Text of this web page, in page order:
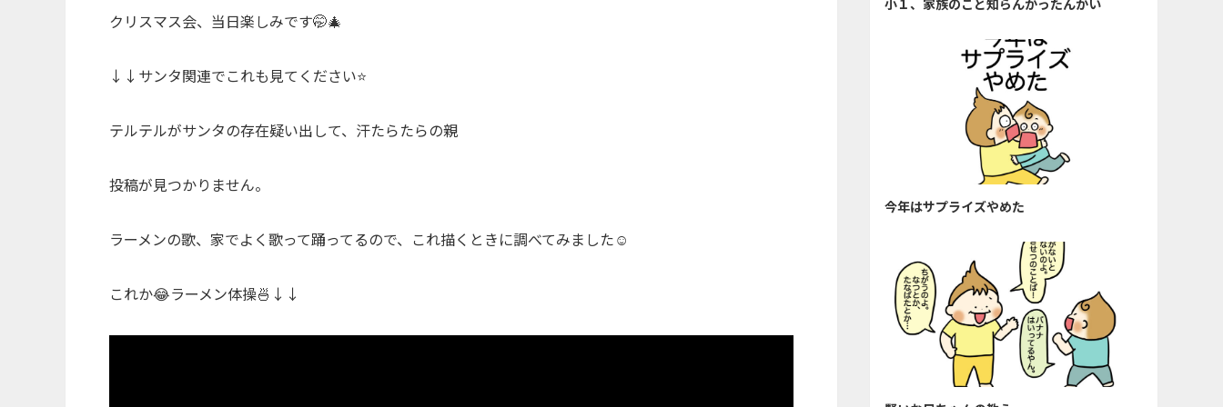
クリスマス会、当日楽しみです🤭🎄
↓↓サンタ関連でこれも見てください⭐️
テルテルがサンタの存在疑い出して、汗たらたらの親
投稿が見つかりません。
ラーメンの歌、家でよく歌って踊ってるので、これ描くときに調べてみました☺️
これか😂ラーメン体操🍜↓↓
小１、家族のこと知らんかったんかい
今年はサプライズやめた